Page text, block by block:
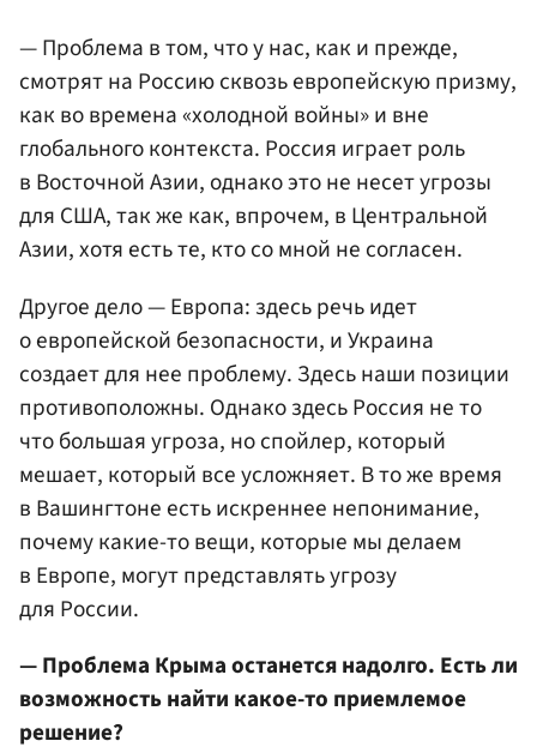
— Проблема в том, что у нас, как и прежде,
смотрят на Россию сквозь европейскую призму,
как во времена «холодной войны» и вне
глобального контекста. Россия играет роль
в Восточной Азии, однако это не несет угрозы
для США, так же как, впрочем, в Центральной
Азии, хотя есть те, кто со мной не согласен.
Другое дело — Европа: здесь речь идет
о европейской безопасности, и Украина
создает для нее проблему. Здесь наши позиции
противоположны. Однако здесь Россия не то
что большая угроза, но спойлер, который
мешает, который все усложняет. В то же время
в Вашингтоне есть искреннее непонимание,
почему какие-то вещи, которые мы делаем
в Европе, могут представлять угрозу
для России.
— Проблема Крыма останется надолго. Есть ли
возможность найти какое-то приемлемое
решение?